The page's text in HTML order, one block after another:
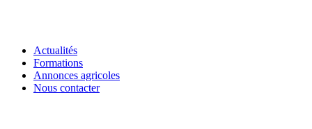
Actualités
Formations
Annonces agricoles
Nous contacter